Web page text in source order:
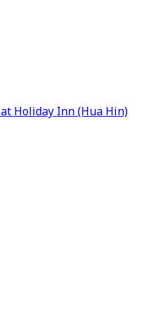
Holiday Inn (Hua Hin)